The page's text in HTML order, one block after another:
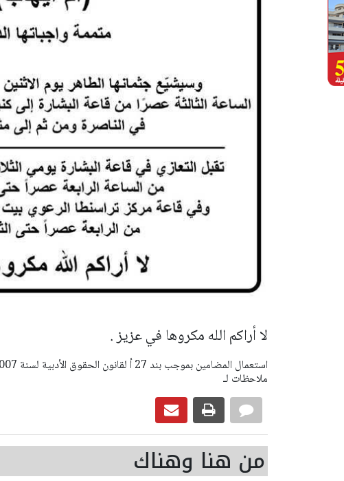
لا أراكم الله مكروها في عزيز .
ملاحظات لـ
من هنا وهناك